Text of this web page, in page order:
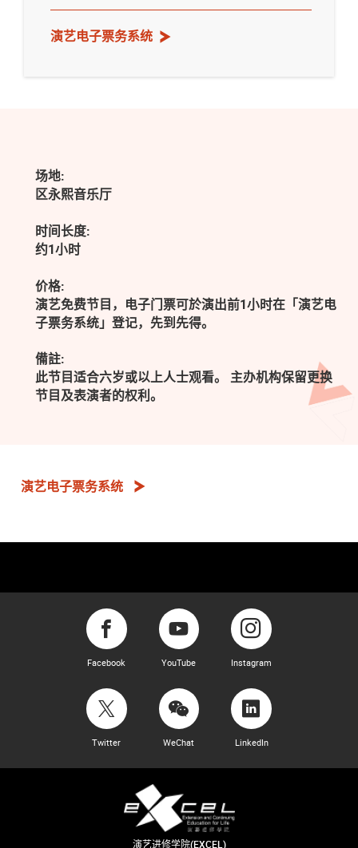
演艺电子票务系统
场地:
区永熙音乐厅
时间长度:
约1小时
价格:
演艺免费节目，电子门票可於演出前1小时在「演艺电
子票务系统」登记，先到先得。
備註:
此节目适合六岁或以上人士观看。 主办机构保留更换
节目及表演者的权利。
演艺电子票务系统
Facebook YouTube Instagram
Twitter WeChat LinkedIn
演艺进修学院(EXCEL)